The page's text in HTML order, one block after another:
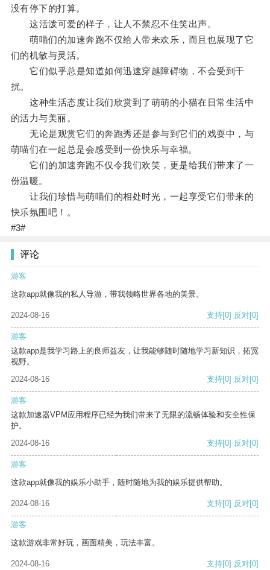
没有停下的打算。
这活泼可爱的样子，让人不禁忍不住笑出声。
萌喵们的加速奔跑不仅给人带来欢乐，而且也展现了它
们的机敏与灵活。
它们似乎总是知道如何迅速穿越障碍物，不会受到干
扰。
这种生活态度让我们欣赏到了萌萌的小猫在日常生活中
的活力与美丽。
无论是观赏它们的奔跑秀还是参与到它们的戏耍中，与
萌喵们在一起总是会感受到一份快乐与幸福。
它们的加速奔跑不仅令我们欢笑，更是给我们带来了一
份温暖。
让我们珍惜与萌喵们的相处时光，一起享受它们带来的
快乐氛围吧！。
#3#
评论
游客
这款app就像我的私人导游，带我领略世界各地的美景。
2024-08-16 支持[0] 反对[0]
游客
这款app是我学习路上的良师益友，让我能够随时随地学习新知识，拓宽
视野。
2024-08-16
支持[0] 反对[0]
游客
这款加速器VPM应用程序已经为我们带来了无限的流畅体验和安全性保
护。
2024-08-16
支持[0] 反对[0]
游客
这款app就像我的娱乐小助手，随时随地为我的娱乐提供帮助。
2024-08-16 支持[0] 反对[0]
游客
这款游戏非常好玩，画面精美，玩法丰富。
2024-08-16 支持[0] 反对[0]